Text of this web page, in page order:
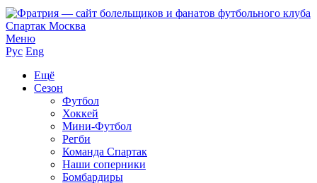
Меню
Рус Eng
Ещё
Сезон
Футбол
Хоккей
Мини-Футбол
Регби
Команда Спартак
Наши соперники
Бомбардиры